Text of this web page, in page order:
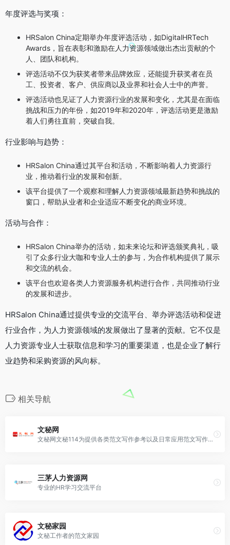
年度评选与奖项：
HRSalon China定期举办年度评选活动，如DigitalHRTech
Awards，旨在表彰和激励在人力资源领域做出杰出贡献的个
人、团队和机构。
评选活动不仅为获奖者带来品牌效应，还能提升获奖者在员
工、投资者、客户、供应商以及业界和社会人士中的声誉。
评选活动也见证了人力资源行业的发展和变化，尤其是在面临
挑战和压力的年份，如2019年和2020年，评选活动更是激励
着人们勇往直前，突破自我。
行业影响与趋势：
HRSalon China通过其平台和活动，不断影响着人力资源行
业，推动着行业的发展和创新。
该平台提供了一个观察和理解人力资源领域最新趋势和挑战的
窗口，帮助从业者和企业适应不断变化的商业环境。
活动与合作：
HRSalon China举办的活动，如未来论坛和评选颁奖典礼，吸
引了众多行业大咖和专业人士的参与，为合作机构提供了展示
和交流的机会。
该平台也欢迎各类人力资源服务机构进行合作，共同推动行业
的发展和进步。
HRSalon China通过提供专业的交流平台、举办评选活动和促进
行业合作，为人力资源领域的发展做出了显著的贡献。它不仅是
人力资源专业人士获取信息和学习的重要渠道，也是企业了解行
业趋势和采购资源的风向标。
相关导航
文秘网
文秘网文秘114为提供各类范文写作参考以及日常应用范文写作指导
三茅人力资源网
专业的HR学习交流平台
文秘家园
文秘工作者的范文家园